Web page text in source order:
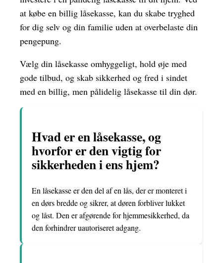
at købe en billig låsekasse, kan du skabe tryghed
for dig selv og din familie uden at overbelaste din
pengepung.
Vælg din låsekasse omhyggeligt, hold øje med
gode tilbud, og skab sikkerhed og fred i sindet
med en billig, men pålidelig låsekasse til din dør.
Hvad er en låsekasse, og
hvorfor er den vigtig for
sikkerheden i ens hjem?
En låsekasse er den del af en lås, der er monteret i
en dørs bredde og sikrer, at døren forbliver lukket
og låst. Den er afgørende for hjemmesikkerhed, da
den forhindrer uautoriseret adgang.